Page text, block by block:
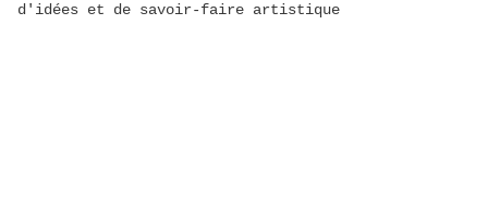
d'idées et de savoir-faire artistique